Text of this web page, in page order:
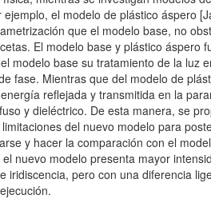
ejemplo, el modelo de plástico áspero
que el modelo base, no
El modelo base y plástico áspero
modelo base su tratamiento de la luz
fase. Mientras que del modelo de
reflejada y transmitida en la
y dieléctrico. De esta manera, se
del nuevo modelo para
y hacer la comparación con el
nuevo modelo presenta mayor
iridiscencia, pero con una diferencia